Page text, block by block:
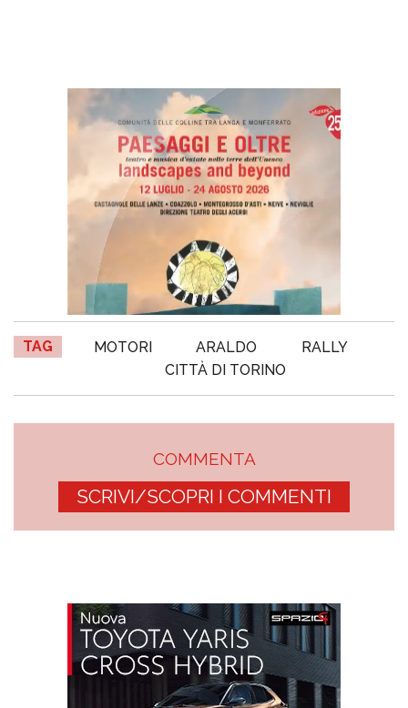
TAG MOTORI ARALDO
RALLY
CITTÀ DI TORINO
COMMENTA
SCRIVI/SCOPRI I COMMENTI